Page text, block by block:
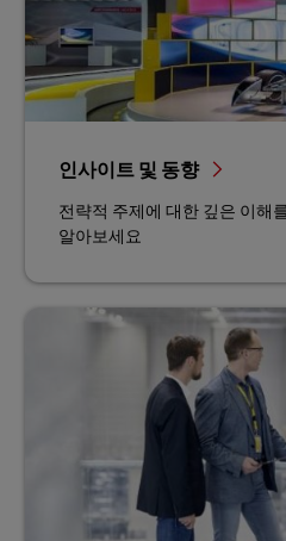
인사이트 및 동향
전략적 주제에 대한 깊은 이해
알아보세요